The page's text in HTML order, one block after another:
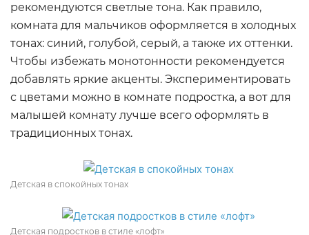
рекомендуются светлые тона. Как правило,
комната для мальчиков оформляется в холодных
тонах: синий, голубой, серый, а также их оттенки.
Чтобы избежать монотонности рекомендуется
добавлять яркие акценты. Экспериментировать
с цветами можно в комнате подростка, а вот для
малышей комнату лучше всего оформлять в
традиционных тонах.
Детская в спокойных тонах
Детская подростков в стиле «лофт»